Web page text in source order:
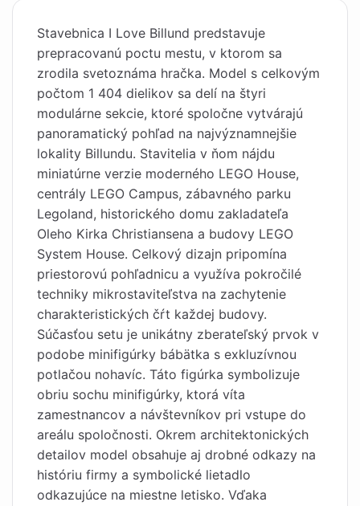
Stavebnica I Love Billund predstavuje
prepracovanú poctu mestu, v ktorom sa
zrodila svetoznáma hračka. Model s celkovým
počtom 1 404 dielikov sa delí na štyri
modulárne sekcie, ktoré spoločne vytvárajú
panoramatický pohľad na najvýznamnejšie
lokality Billundu. Stavitelia v ňom nájdu
miniatúrne verzie moderného LEGO House,
centrály LEGO Campus, zábavného parku
Legoland, historického domu zakladateľa
Oleho Kirka Christiansena a budovy LEGO
System House. Celkový dizajn pripomína
priestorovú pohľadnicu a využíva pokročilé
techniky mikrostaviteľstva na zachytenie
charakteristických čŕt každej budovy.
Súčasťou setu je unikátny zberateľský prvok v
podobe minifigúrky bábätka s exkluzívnou
potlačou nohavíc. Táto figúrka symbolizuje
obriu sochu minifigúrky, ktorá víta
zamestnancov a návštevníkov pri vstupe do
areálu spoločnosti. Okrem architektonických
detailov model obsahuje aj drobné odkazy na
históriu firmy a symbolické lietadlo
odkazujúce na miestne letisko. Vďaka